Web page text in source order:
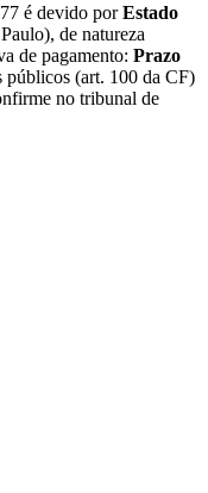
é devido porEstado
), de natureza
de pagamento: Prazo
públicos (art. 100 da CF)
no tribunal de